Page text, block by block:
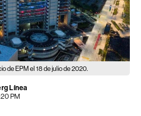
de EPM el 18 de julio de 2020.
Línea
PM